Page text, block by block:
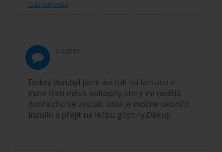
Celá odpověď
2.4.2017
Dobrý den,byl jsem asi rok na lantusu a
mam třetí měsíc xultophy,který mi nedělá
dobře.chci se zeptat, zdali je možne ukončit
inzulín a přejít na léčbu gliptiny.Děkuji